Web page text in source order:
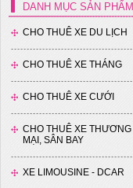
DANH MỤC SẢN PHẨM
CHO THUÊ XE DU LỊCH
CHO THUÊ XE THÁNG
CHO THUÊ XE CƯỚI
CHO THUÊ XE THƯƠNG
MẠI, SÂN BAY
XE LIMOUSINE - DCAR